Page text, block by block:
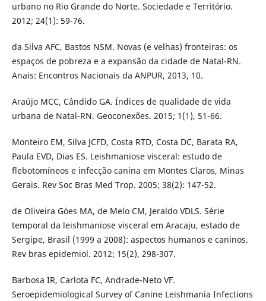
urbano no Rio Grande do Norte. Sociedade e Território.
2012; 24(1): 59-76.
da Silva AFC, Bastos NSM. Novas (e velhas) fronteiras: os
espaços de pobreza e a expansão da cidade de Natal-RN.
Anais: Encontros Nacionais da ANPUR, 2013, 10.
Araújo MCC, Cândido GA. Índices de qualidade de vida
urbana de Natal-RN. Geoconexões. 2015; 1(1), 51-66.
Monteiro EM, Silva JCFD, Costa RTD, Costa DC, Barata RA,
Paula EVD, Dias ES. Leishmaniose visceral: estudo de
flebotomíneos e infecção canina em Montes Claros, Minas
Gerais. Rev Soc Bras Med Trop. 2005; 38(2): 147-52.
de Oliveira Góes MA, de Melo CM, Jeraldo VDLS. Série
temporal da leishmaniose visceral em Aracaju, estado de
Sergipe, Brasil (1999 a 2008): aspectos humanos e caninos.
Rev bras epidemiol. 2012; 15(2), 298-307.
Barbosa IR, Carlota FC, Andrade-Neto VF.
Seroepidemiological Survey of Canine Leishmania Infections